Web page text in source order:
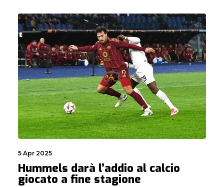
5 Apr 2025
Hummels darà l’addio al calcio
giocato a fine stagione